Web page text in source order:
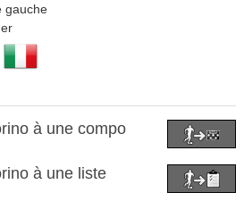
gauche
à une compo
à une liste